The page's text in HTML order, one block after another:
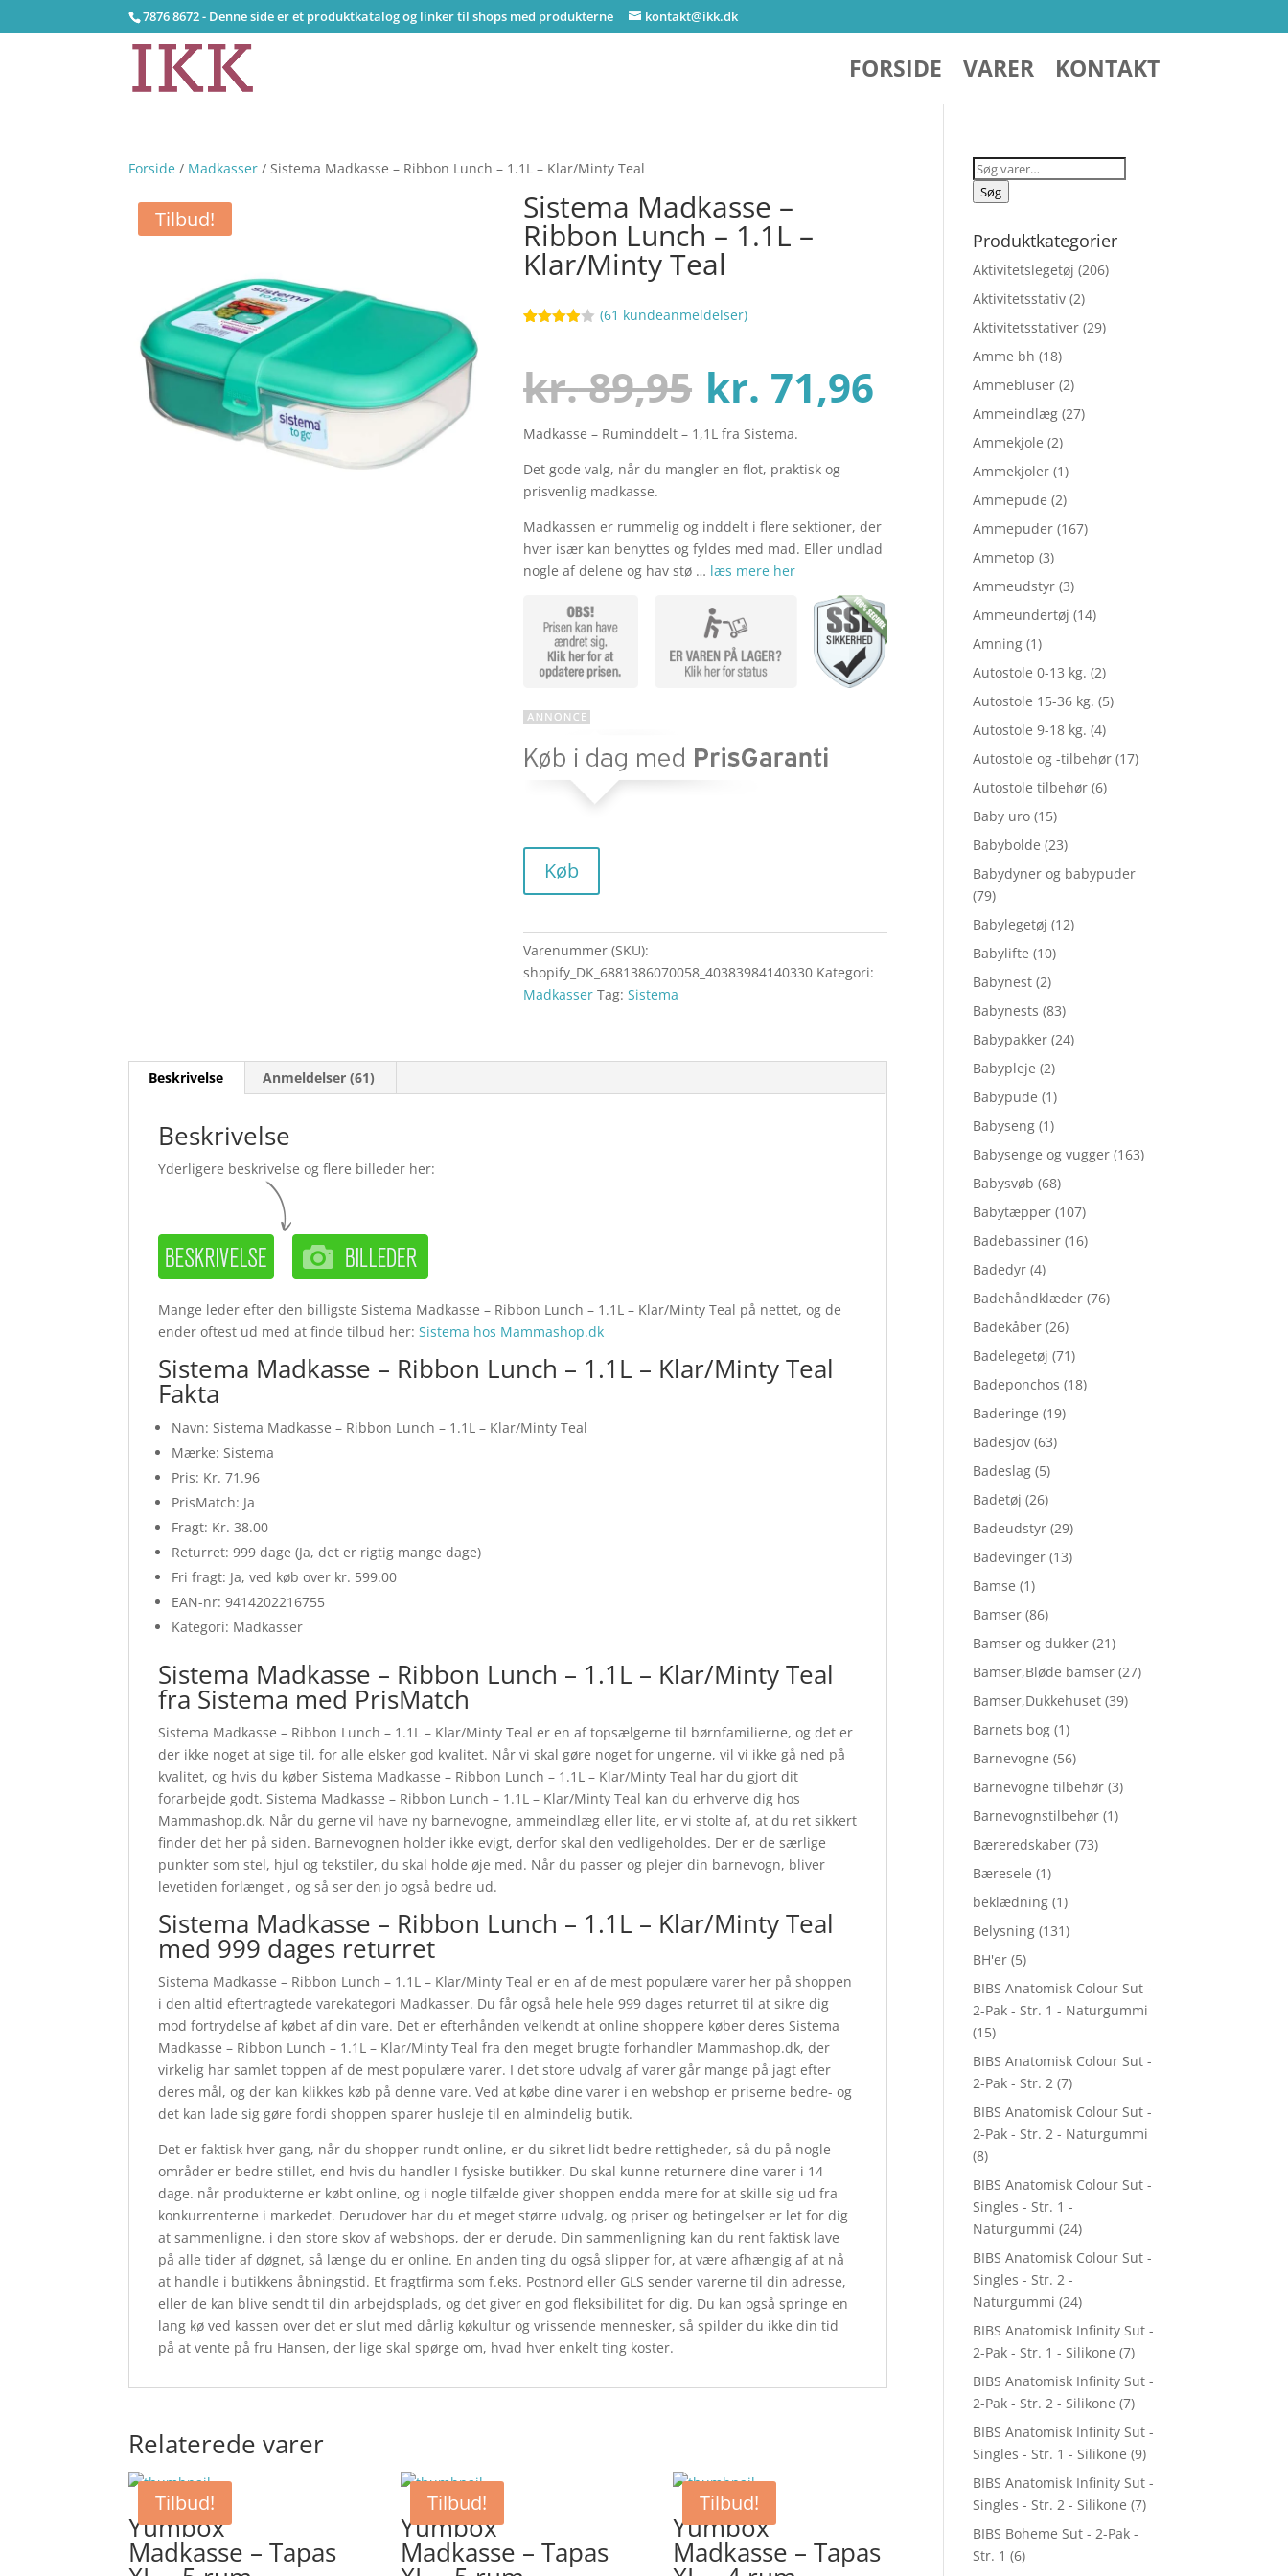
7876 8672 - Denne side er et produktkatalog og linker til shops med produkterne kontakt@ikk.dk
FORSIDE VARER KONTAKT
Forside / Madkasser / Sistema Madkasse – Ribbon Lunch – 1.1L – Klar/Minty Teal
Tilbud! Sistema Madkasse –
Ribbon Lunch – 1.1L –
Klar/Minty Teal
baseret
på
kundebed
er
(61 kundeanmeldelser)
kr.89,95 Den
oprindelige
pris
var:
kr. 89,95.
kr. 71,96
aktuelle
pris
er:
kr. 71,96.
Madkasse – Ruminddelt – 1,1L fra Sistema.
Det gode valg, når du mangler en flot, praktisk og
prisvenlig madkasse.
Madkassen er rummelig og inddelt i flere sektioner, der
hver især kan benyttes og fyldes med mad. Eller undlad
nogle af delene og hav stø … læs mere her
Køb
Varenummer (SKU):
shopify_DK_6881386070058_40383984140330 Kategori:
Madkasser Tag:Sistema
Beskrivelse Anmeldelser (61)
Beskrivelse
Yderligere beskrivelse og flere billeder her:
Mange leder efter den billigste Sistema Madkasse – Ribbon Lunch – 1.1L – Klar/Minty Teal på nettet, og de
ender oftest ud med at finde tilbud her:Sistema hos Mammashop.dk
Sistema Madkasse – Ribbon Lunch – 1.1L – Klar/Minty Teal
Fakta
Navn: Sistema Madkasse – Ribbon Lunch – 1.1L – Klar/Minty Teal
Mærke: Sistema
Pris: Kr. 71.96
PrisMatch: Ja
Fragt: Kr. 38.00
Returret: 999 dage (Ja, det er rigtig mange dage)
Fri fragt: Ja, ved køb over kr. 599.00
EAN-nr: 9414202216755
Kategori: Madkasser
Sistema Madkasse – Ribbon Lunch – 1.1L – Klar/Minty Teal
fra Sistema med PrisMatch
Sistema Madkasse – Ribbon Lunch – 1.1L – Klar/Minty Teal er en af topsælgerne til børnfamilierne, og det er
der ikke noget at sige til, for alle elsker god kvalitet. Når vi skal gøre noget for ungerne, vil vi ikke gå ned på
kvalitet, og hvis du køber Sistema Madkasse – Ribbon Lunch – 1.1L – Klar/Minty Teal har du gjort dit
forarbejde godt. Sistema Madkasse – Ribbon Lunch – 1.1L – Klar/Minty Teal kan du erhverve dig hos
Mammashop.dk. Når du gerne vil have ny barnevogne, ammeindlæg eller lite, er vi stolte af, at du ret sikkert
finder det her på siden. Barnevognen holder ikke evigt, derfor skal den vedligeholdes. Der er de særlige
punkter som stel, hjul og tekstiler, du skal holde øje med. Når du passer og plejer din barnevogn, bliver
levetiden forlænget , og så ser den jo også bedre ud.
Sistema Madkasse – Ribbon Lunch – 1.1L – Klar/Minty Teal
med 999 dages returret
Sistema Madkasse – Ribbon Lunch – 1.1L – Klar/Minty Teal er en af de mest populære varer her på shoppen
i den altid eftertragtede varekategori Madkasser. Du får også hele hele 999 dages returret til at sikre dig
mod fortrydelse af købet af din vare. Det er efterhånden velkendt at online shoppere køber deres Sistema
Madkasse – Ribbon Lunch – 1.1L – Klar/Minty Teal fra den meget brugte forhandler Mammashop.dk, der
virkelig har samlet toppen af de mest populære varer. I det store udvalg af varer går mange på jagt efter
deres mål, og der kan klikkes køb på denne vare. Ved at købe dine varer i en webshop er priserne bedre- og
det kan lade sig gøre fordi shoppen sparer husleje til en almindelig butik.
Det er faktisk hver gang, når du shopper rundt online, er du sikret lidt bedre rettigheder, så du på nogle
områder er bedre stillet, end hvis du handler I fysiske butikker. Du skal kunne returnere dine varer i 14
dage. når produkterne er købt online, og i nogle tilfælde giver shoppen endda mere for at skille sig ud fra
konkurrenterne i markedet. Derudover har du et meget større udvalg, og priser og betingelser er let for dig
at sammenligne, i den store skov af webshops, der er derude. Din sammenligning kan du rent faktisk lave
på alle tider af døgnet, så længe du er online. En anden ting du også slipper for, at være afhængig af at nå
at handle i butikkens åbningstid. Et fragtfirma som f.eks. Postnord eller GLS sender varerne til din adresse,
eller de kan blive sendt til din arbejdsplads, og det giver en god fleksibilitet for dig. Du kan også springe en
lang kø ved kassen over det er slut med dårlig køkultur og vrissende mennesker, så spilder du ikke din tid
på at vente på fru Hansen, der lige skal spørge om, hvad hver enkelt ting koster.
Relaterede varer
Tilbud!
Yumbox
Madkasse – Tapas
Tilbud!
Yumbox
Madkasse – Tapas
Tilbud!
Yumbox
Madkasse – Tapas
Søg
efter:
Søg
Produktkategorier
Aktivitetslegetøj (206)
Aktivitetsstativ (2)
Aktivitetsstativer (29)
Amme bh (18)
Ammebluser (2)
Ammeindlæg (27)
Ammekjole (2)
Ammekjoler (1)
Ammepude (2)
Ammepuder (167)
Ammetop (3)
Ammeudstyr (3)
Ammeundertøj (14)
Amning (1)
Autostole 0-13 kg. (2)
Autostole 15-36 kg. (5)
Autostole 9-18 kg. (4)
Autostole og -tilbehør (17)
Autostole tilbehør (6)
Baby uro (15)
Babybolde (23)
Babydyner og babypuder
(79)
Babylegetøj (12)
Babylifte (10)
Babynest (2)
Babynests (83)
Babypakker (24)
Babypleje (2)
Babypude (1)
Babyseng (1)
Babysenge og vugger (163)
Babysvøb (68)
Babytæpper (107)
Badebassiner (16)
Badedyr (4)
Badehåndklæder (76)
Badekåber (26)
Badelegetøj (71)
Badeponchos (18)
Baderinge (19)
Badesjov (63)
Badeslag (5)
Badetøj (26)
Badeudstyr (29)
Badevinger (13)
Bamse (1)
Bamser (86)
Bamser og dukker (21)
Bamser,Bløde bamser (27)
Bamser,Dukkehuset (39)
Barnets bog (1)
Barnevogne (56)
Barnevogne tilbehør (3)
Barnevognstilbehør (1)
Bæreredskaber (73)
Bæresele (1)
beklædning (1)
Belysning (131)
BH'er (5)
BIBS Anatomisk Colour Sut -
2-Pak - Str. 1 - Naturgummi
(15)
BIBS Anatomisk Colour Sut -
2-Pak - Str. 2 (7)
BIBS Anatomisk Colour Sut -
2-Pak - Str. 2 - Naturgummi
(8)
BIBS Anatomisk Colour Sut -
Singles - Str. 1 -
Naturgummi (24)
BIBS Anatomisk Colour Sut -
Singles - Str. 2 -
Naturgummi (24)
BIBS Anatomisk Infinity Sut -
2-Pak - Str. 1 - Silikone (7)
BIBS Anatomisk Infinity Sut -
2-Pak - Str. 2 - Silikone (7)
BIBS Anatomisk Infinity Sut -
Singles - Str. 1 - Silikone (9)
BIBS Anatomisk Infinity Sut -
Singles - Str. 2 - Silikone (7)
BIBS Boheme Sut - 2-Pak -
Str. 1 (6)